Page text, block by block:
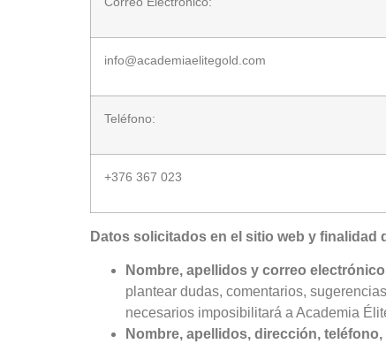
info@academiaelitegold.com
Teléfono:
+376 367 023
Datos solicitados en el sitio web y finalidad
Nombre, apellidos y correo
plantear dudas, comentarios,
necesarios imposibilitará a Academia
Nombre, apellidos, dirección,